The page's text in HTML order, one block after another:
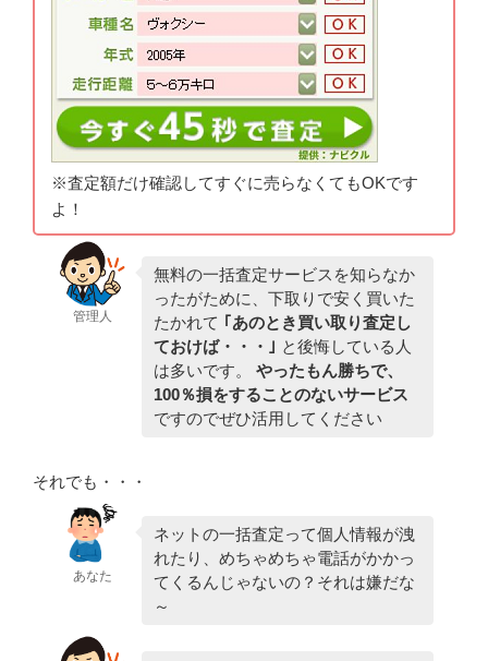
※査定額だけ確認してすぐに売らなくてもOKです
よ！
管理人
無料の一括査定サービスを知らなか
ったがために、下取りで安く買いた
たかれて ｢あのとき買い取り査定し
ておけば・・・｣ と後悔している人
は多いです。 やったもん勝ちで、
100％損をすることのないサービス
ですのでぜひ活用してください
それでも・・・
あなた
ネットの一括査定って個人情報が洩
れたり、めちゃめちゃ電話がかかっ
てくるんじゃないの？それは嫌だな
～